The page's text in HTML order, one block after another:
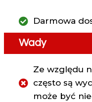
Darmowa
Wady
Ze względu
często są
może być